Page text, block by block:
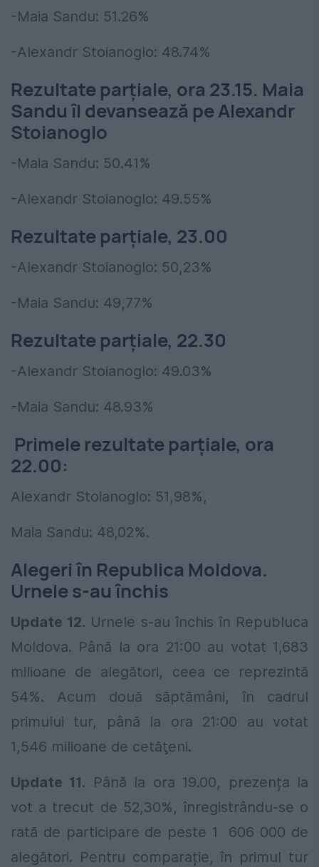
-Maia Sandu: 51.26%
-Alexandr Stoianoglo: 48.74%
Rezultate parțiale, ora 23.15. Maia
Sandu îl devansează pe Alexandr
Stoianoglo
-Maia Sandu: 50.41%
-Alexandr Stoianoglo: 49.55%
Rezultate parțiale, 23.00
-Alexandr Stoianoglo: 50,23%
-Maia Sandu: 49,77%
Rezultate parțiale, 22.30
-Alexandr Stoianoglo: 49.03%
-Maia Sandu: 48.93%
Primele rezultate parțiale, ora
22.00:
Alexandr Stoianoglo: 51,98%,
Maia Sandu: 48,02%.
Alegeri în Republica Moldova.
Urnele s-au închis
Update 12. Urnele s-au închis în Republuca
Moldova. Până la ora 21:00 au votat 1,683
milioane de alegători, ceea ce reprezintă
54%. Acum două săptămâni, în cadrul
primului tur, până la ora 21:00 au votat
1,546 milioane de cetăţeni.
Update 11. Până la ora 19.00, prezența la
vot a trecut de 52,30%, înregistrându-se o
rată de participare de peste 1 606 000 de
alegători. Pentru comparație, în primul tur